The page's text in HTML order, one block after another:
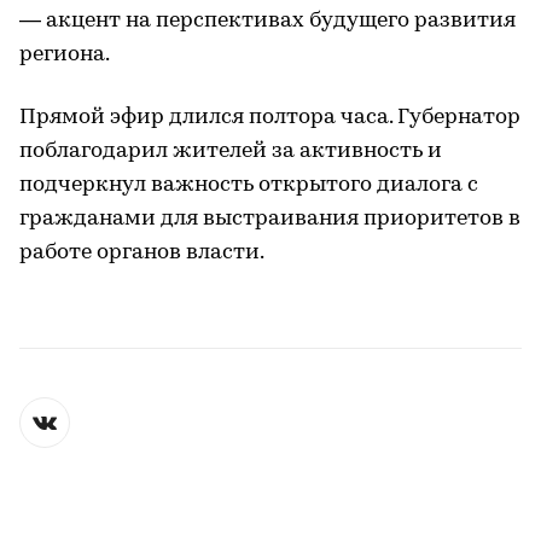
― акцент на перспективах будущего развития
региона.
Прямой эфир длился полтора часа. Губернатор
поблагодарил жителей за активность и
подчеркнул важность открытого диалога с
гражданами для выстраивания приоритетов в
работе органов власти.